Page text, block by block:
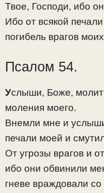
Твое, Господи, ибо
Ибо от всякой
погибель врагов
Псалом 54.
Услыши, Боже,
моления моего.
Внемли мне и
печали моей и
От угрозы врагов и
ибо они обвинили
гневе враждовали